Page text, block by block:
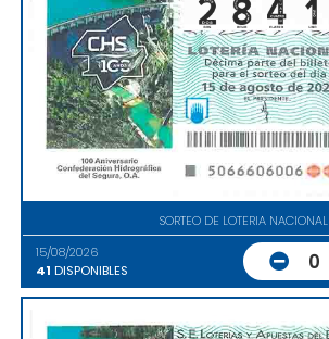
SORTEO DE LOTERIA NACIONAL
15/08/2026
41 DISPONIBLES 0